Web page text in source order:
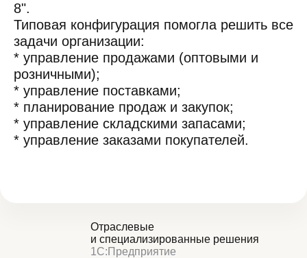
8".
Типовая конфигурация помогла решить все
задачи организации:
* управление продажами (оптовыми и
розничными);
* управление поставками;
* планирование продаж и закупок;
* управление складскими запасами;
* управление заказами покупателей.
Отраслевые
и специализированные решения
1С:Предприятие